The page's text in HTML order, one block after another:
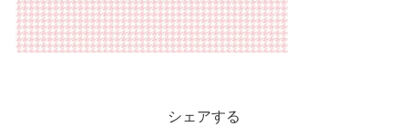
シェアする